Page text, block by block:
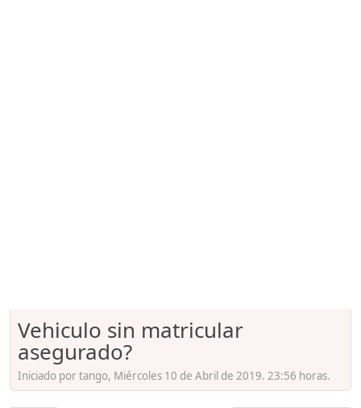
Vehiculo sin matricular
asegurado?
Iniciado por tango, Miércoles 10 de Abril de 2019. 23:56 horas.